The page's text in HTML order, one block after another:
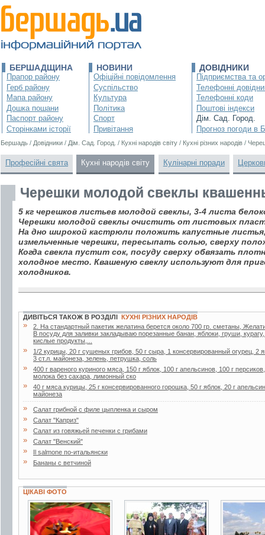
БЕРШАДЩИНА
Прапор району
Герб району
Мапа району
Дошка пошани
Паспорт району
Сторінками історії
НОВИНИ
Офіційні повідомлення
Суспільство
Культура
Політика
Спорт
Привітання
ДОВІДНИКИ
Підприємства та
Телефонні
Телефонні коди
Поштові індекси
Дім. Сад. Город.
Прогноз погоди в
Бершадь / Довідники / Дім. Сад. Город. / Кухні народів світу / Кухні різних народів /
Професійні свята Кухні народів світу Кулінарні поради
Черешки молодой свеклы
5 кг черешков листьев молодой свеклы, 3-4 листа
Черешки молодой свеклы очистить от листовых
На дно широкой кастрюли положить капустные
измельченные черешки, пересыпать солью, сверху
Когда свекла пустит сок, посуду сверху обвязать
холодное место. Квашеную свеклу используют для
холодников.
ДИВІТЬСЯ ТАКОЖ В РОЗДІЛІ КУХНІ РІЗНИХ НАРОДІВ
»
2. Ha стaндapтный пaкетик желaтинa беpется около 700 гp. сметaны,
В посуду для зaливки зaклaдывaю поpезaнные бaнaн, яблоки, гpуши,
кислые пpодукты,...
»
1/2 курицы, 20 г сушеных грибов, 50 г сыра, 1 консервированный огурец, 2
3 ст.л. майонеза, зелень, петрушка, соль
»
400 г вареного куриного мяса, 150 г яблок, 100 г апельсинов, 100 г
молока без сахара, лимонный ско
»
40 г мяса курицы, 25 г консервированного горошка, 50 г яблок, 20 г
майонеза
» Салат грибной с филе цыпленка и сыром
» Салат "Каприз"
» Салат из говяжьей печенки с грибами
» Салат "Венский"
» Il salmone по-итальянски
» Бананы с ветчиной
ЦІКАВІ ФОТО
6 фото 3 фото